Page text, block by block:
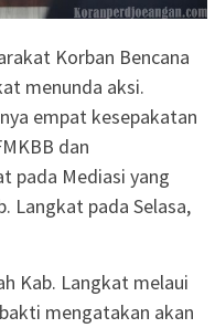
Korban Bencana
menunda aksi.
empat kesepakatan
dan
pada Mediasi yang
Langkat pada Selasa,
Kab. Langkat melaui
mengatakan akan